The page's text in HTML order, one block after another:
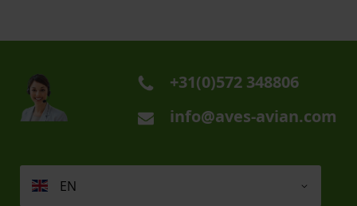
+31(0)572 348806
info@aves-avian.com
EN